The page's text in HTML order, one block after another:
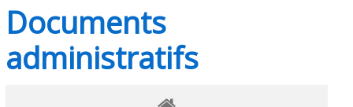
Documents
administratifs